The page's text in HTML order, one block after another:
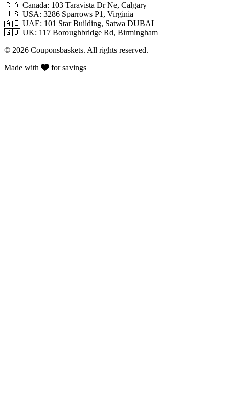
🇨🇦 Canada: 103 Taravista Dr Ne, Calgary
🇺🇸 USA: 3286 Sparrows P1, Virginia
🇦🇪 UAE: 101 Star Building, Satwa DUBAI
🇬🇧 UK: 117 Boroughbridge Rd, Birmingham
© 2026 Couponsbaskets. All rights reserved.
Made with
for savings